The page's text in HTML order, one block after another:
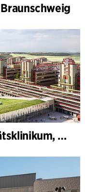
RWTH Aachen Universitätsklinikum, Erweiterung